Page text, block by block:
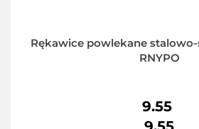
Rękawice powlekane stalowo-
RNYPO
9.55